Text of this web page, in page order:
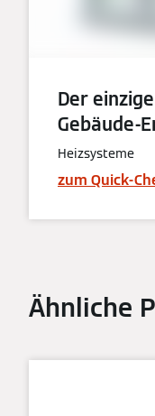
Der
Gebäude-
Heizsysteme
zum Quick-
Ähnliche